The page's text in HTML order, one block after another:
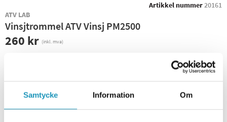
Samtycke Information Om
Artikkel nummer20161
ATV LAB
Vinsjtrommel ATV Vinsj PM2500
260 kr (inkl. mva)
+ LEGG I HANDLEKURVEN